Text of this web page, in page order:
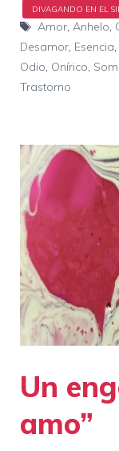
Etiquetas
Amor, Anhelo,
Desamor, Esencia,
Odio, Onírico,
Trastorno
Un
amo”